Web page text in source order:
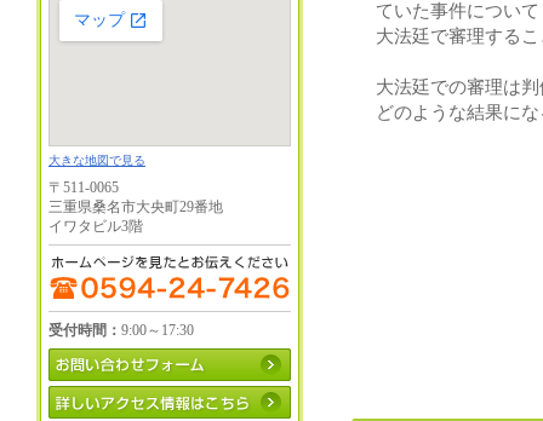
ていた事件について
大法廷で審理する
大法廷での審理は
どのような結果に
大きな地図で見る
〒511-0065
三重県桑名市大央町29番地
イワタビル3階
受付時間： 9:00～17:30